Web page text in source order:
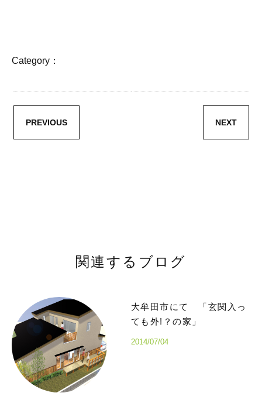
Category：
PREVIOUS NEXT
関連するブログ
大牟田市にて 「玄関入っ
ても外!？の家」
2014/07/04